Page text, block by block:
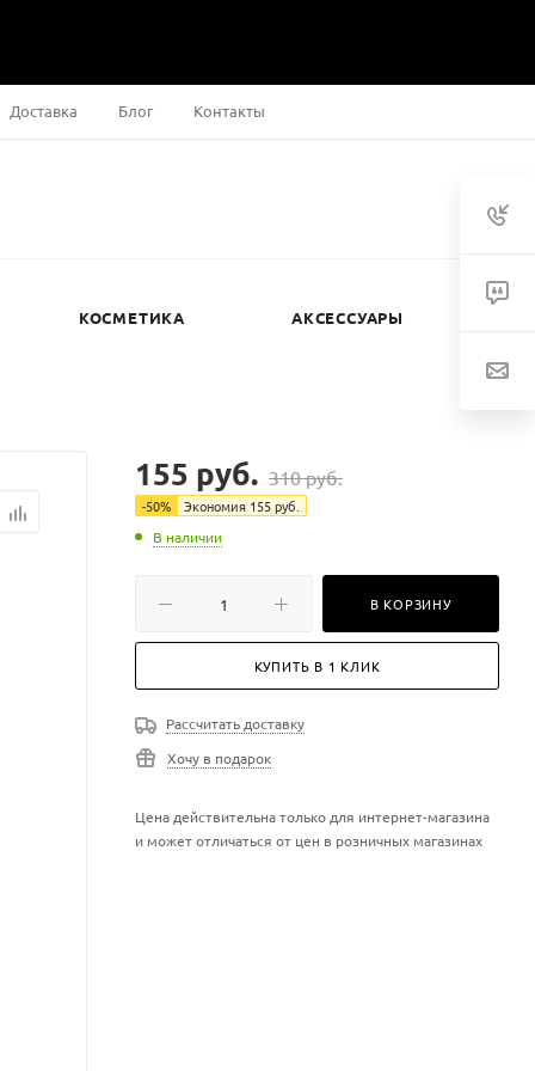
Доставка Блог Контакты
КОСМЕТИКА АКСЕССУАРЫ
155 руб. 310руб.
-50% Экономия 155руб.
В наличии
В КОРЗИНУ
КУПИТЬ В 1 КЛИК
Рассчитать доставку
Хочу в подарок
Цена действительна только для интернет-магазина
и может отличаться от цен в розничных магазинах